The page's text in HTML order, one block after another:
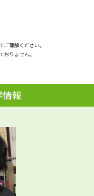
ト
学IDについて
容・発送状況の確認
ール進学カタログ
ご案内
理解ください。
りません。
情報